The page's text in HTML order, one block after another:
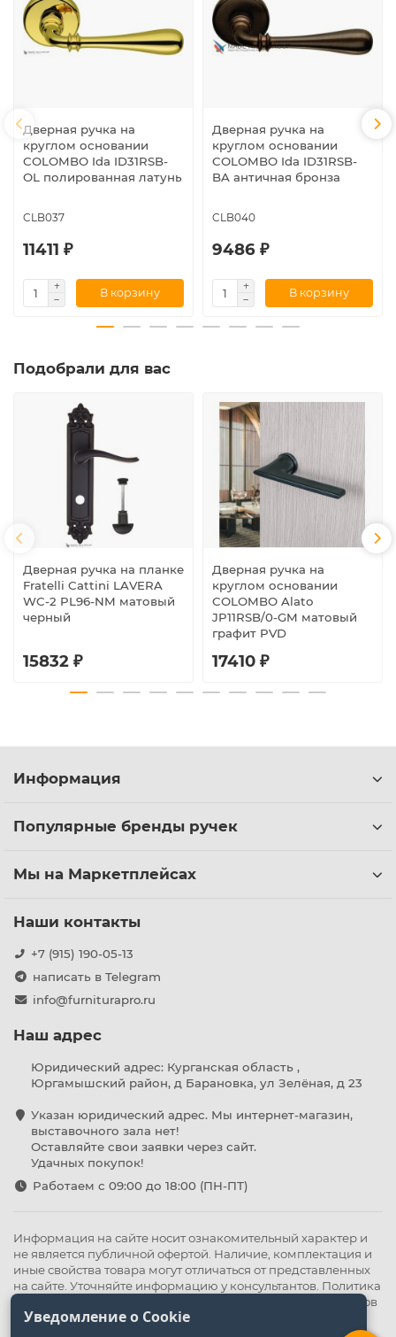
Дверная ручка на
круглом основании
COLOMBO Ida ID31RSB-
OL полированная латунь
CLB037
11411 ₽
В корзину
Дверная ручка на
круглом основании
COLOMBO Ida ID31RSB-
BA античная бронза
CLB040
9486 ₽
В корзину
Подобрали для вас
Дверная ручка на планке
Fratelli Cattini LAVERA
WC-2 PL96-NM матовый
черный
15832 ₽
Дверная ручка на
круглом основании
COLOMBO Alato
JP11RSB/0-GM матовый
графит PVD
17410 ₽
Информация
Популярные бренды ручек
Мы на Маркетплейсах
Наши контакты
+7 (915) 190-05-13
написать в Telegram
info@furniturapro.ru
Наш адрес
Юридический адрес: Курганская область ,
Юргамышский район, д Барановка, ул Зелёная, д 23
Указан юридический адрес. Мы интернет-магазин,
выставочного зала нет!
Оставляйте свои заявки через сайт.
Удачных покупок!
Работаем с 09:00 до 18:00 (ПН-ПТ)
Информация на сайте носит ознакомительный характер и
не является публичной офертой. Наличие, комплектация и
иные свойства товара могут отличаться от представленных
на сайте. Уточняйте информацию у консультантов. Политика
Политика обработки файлов
cookie
Уведомление о Cookie